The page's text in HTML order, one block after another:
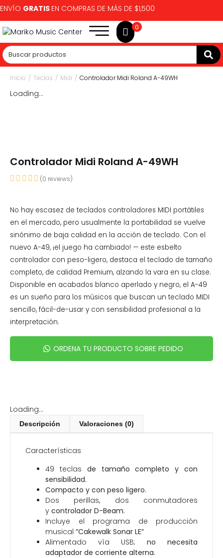
ENVÍO GRATIS EN COMPRAS DE MÁS DE $1,500
0
Inicio / Teclas / Midi / Controlador Midi Roland A-49WH
Loading...
Controlador Midi Roland A-49WH
(0 reviews)
No hay escasez de teclados controladores MIDI portátiles
en el mercado, pero usualmente la portabilidad se vuelve
sinónimo de baja calidad en la acción de teclado. Con el
nuevo A-49, ¡el juego ha cambiado! — este esbelto
controlador con peso-ligero, destaca el teclado de tamaño
completo, de calidad Premium, alzando la vara en su clase.
Disponible en acabados blanco aperlado y negro, el A-49
es un sueño para los músicos que buscan un teclado MIDI
sencillo, fácil-de-usar y con sensibilidad profesional a la
interpretación.
ORDENA TU PRODUCTO SOBRE PEDIDO
Loading...
Descripción Valoraciones (0)
Características
49 teclas de tamaño completo y con
sensibilidad.
Compacto y con peso ligero.
Dos perillas, dos conmutadores
y controlador D-Beam.
Incluye el programa de producción
musical “Cakewalk Sonar LE”
Alimentado vía USB; no necesita
adaptador de corriente alterna.